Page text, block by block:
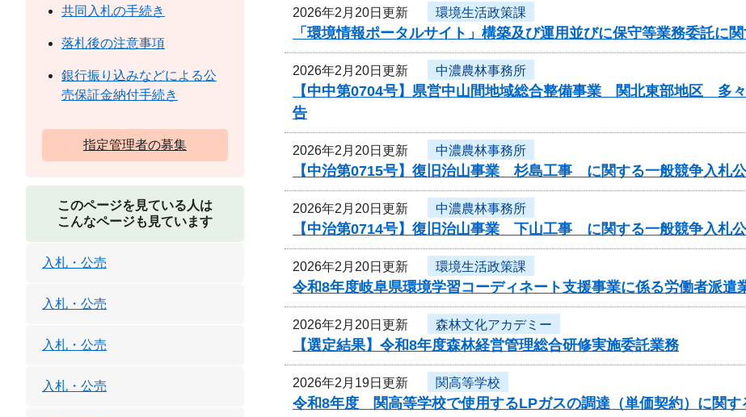
2026年2月20日更新 環境生活政策課
「環境情報ポータルサイト」構築及び運用並びに保守等業務委託に
2026年2月20日更新 中濃農林事務所
【中中第0704号】県営中山間地域総合整備事業 関北東部地区 多
告
2026年2月20日更新 中濃農林事務所
【中治第0715号】復旧治山事業 杉島工事 に関する一般競争入札
2026年2月20日更新 中濃農林事務所
【中治第0714号】復旧治山事業 下山工事 に関する一般競争入札
2026年2月20日更新 環境生活政策課
令和8年度岐阜県環境学習コーディネート支援事業に係る労働者派遣
2026年2月20日更新 森林文化アカデミー
【選定結果】令和8年度森林経営管理総合研修実施委託業務
2026年2月19日更新 関高等学校
令和8年度 関高等学校で使用するLPガスの調達（単価契約）に関す
共同入札の手続き
落札後の注意事項
銀行振り込みなどによる公
売保証金納付手続き
指定管理者の募集
このページを見ている人は
こんなページも見ています
入札・公売
入札・公売
入札・公売
入札・公売